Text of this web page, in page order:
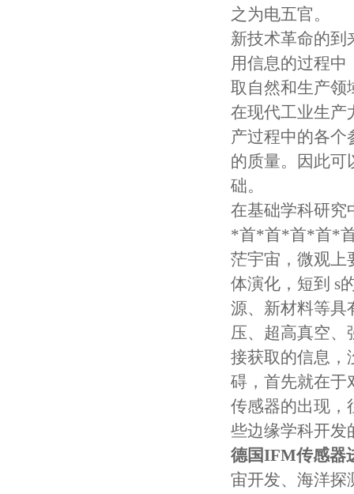
之为电五官。
新技术革命的
用信息的过程
取自然和生产领
在现代工业生产
产过程中的各
的质量。因此可
础。
在基础学科研究
*首*首*首*首*
茫宇宙，微观上
体演化，短到 s
源、新材料等具
压、超高真空、
接获取的信息，
碍，首先就在于
传感器的出现，
些边缘学科开发
德国IFM传感器
宙开发、海洋探